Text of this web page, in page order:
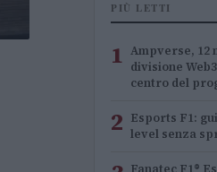
PIÙ LETTI
1 Ampverse, 12
divisione
centro del
2 Esports F1:
level senza
Fanatec F1®